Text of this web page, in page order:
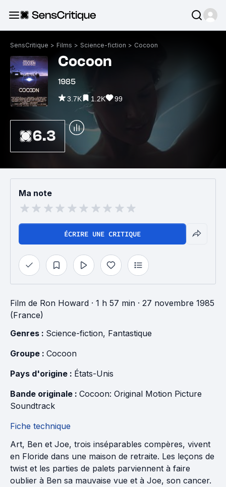
SensCritique > Films > Science-fiction > Cocoon
Cocoon
1985
3.7K 1.2K 99
6.3
Ma note
ÉCRIRE UNE CRITIQUE
Film de Ron Howard · 1 h 57 min · 27 novembre 1985
(France)
Genres : Science-fiction, Fantastique
Groupe : Cocoon
Pays d'origine : États-Unis
Bande originale : Cocoon: Original Motion Picture
Soundtrack
Fiche technique
Art, Ben et Joe, trois inséparables compères, vivent
en Floride dans une maison de retraite. Les leçons de
twist et les parties de palets parviennent à faire
oublier à Ben sa mauvaise vue et à Joe, son cancer.